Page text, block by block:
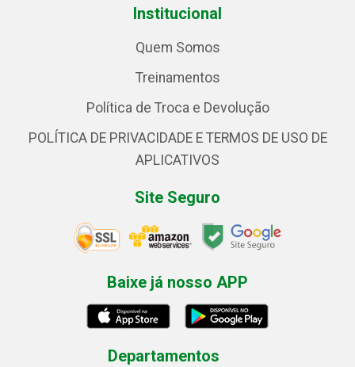
Institucional
Quem Somos
Treinamentos
Política de Troca e Devolução
POLÍTICA DE PRIVACIDADE E TERMOS DE USO DE
APLICATIVOS
Site Seguro
Baixe já nosso APP
Departamentos